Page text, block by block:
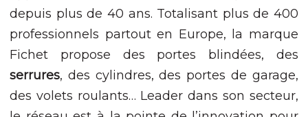
depuis plus de 40 ans. Totalisant plus de 400
professionnels partout en Europe, la marque
Fichet propose des portes blindées, des
serrures, des cylindres, des portes de garage,
des volets roulants… Leader dans son secteur,
Statistiques
Afin que nous
puissions
fonctionnalité
et la structure